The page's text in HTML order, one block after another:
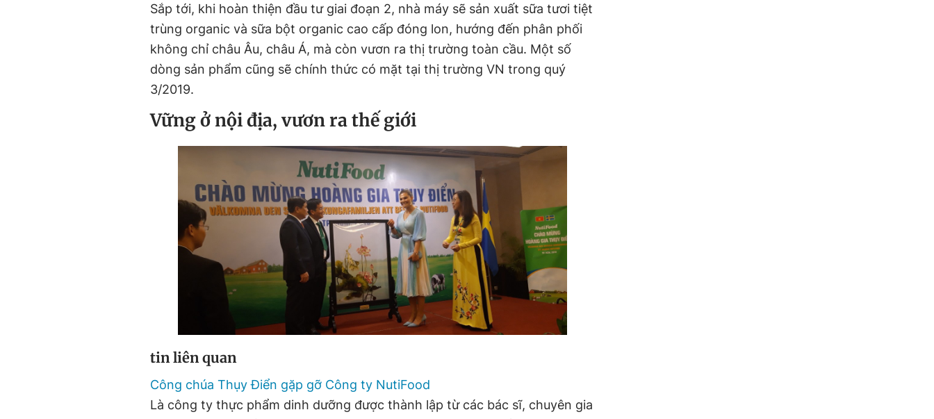
Sắp tới, khi hoàn thiện đầu tư giai đoạn 2, nhà máy sẽ sản xuất sữa tươi tiệt
trùng organic và sữa bột organic cao cấp đóng lon, hướng đến phân phối
không chỉ châu Âu, châu Á, mà còn vươn ra thị trường toàn cầu. Một số
dòng sản phẩm cũng sẽ chính thức có mặt tại thị trường VN trong quý
3/2019.
Vững ở nội địa, vươn ra thế giới
tin liên quan
Công chúa Thụy Điển gặp gỡ Công ty NutiFood
Là công ty thực phẩm dinh dưỡng được thành lập từ các bác sĩ, chuyên gia